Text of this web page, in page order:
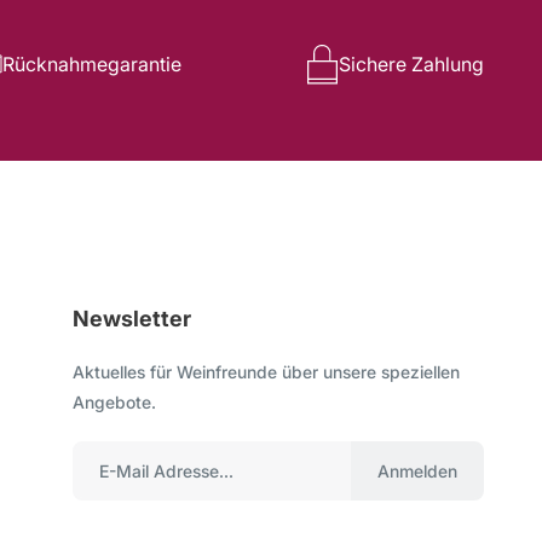
Rücknahmegarantie Sichere Zahlung
Newsletter
Aktuelles für Weinfreunde über unsere speziellen
Angebote.
Anmelden